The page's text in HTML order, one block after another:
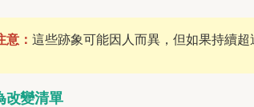
意： 這些跡象可能因人而異，但如果持續超
改變清單